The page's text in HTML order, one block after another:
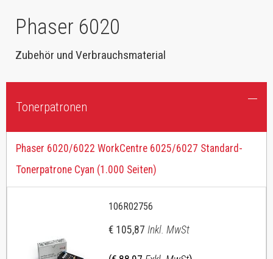
Phaser 6020
Zubehör und Verbrauchsmaterial
Tonerpatronen
Phaser 6020/6022 WorkCentre 6025/6027 Standard-
Tonerpatrone Cyan (1.000 Seiten)
106R02756
€ 105,87 Inkl. MwSt